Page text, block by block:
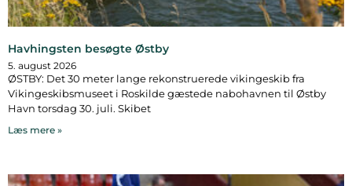
Havhingsten besøgte Østby
5. august 2026
ØSTBY: Det 30 meter lange rekonstruerede vikingeskib fra
Vikingeskibsmuseet i Roskilde gæstede nabohavnen til Østby
Havn torsdag 30. juli. Skibet
Læs mere »